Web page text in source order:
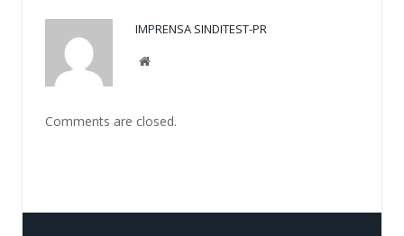
IMPRENSA SINDITEST-PR
Website
Comments are closed.